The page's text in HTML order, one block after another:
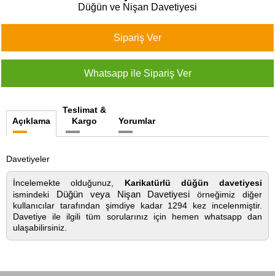
Düğün ve Nişan Davetiyesi
Açıklama
Teslimat &
Kargo
Yorumlar
Davetiyeler
İncelemekte olduğunuz,
Karikatürlü düğün davetiyesi
ismindeki Düğün veya Nişan Davetiyesi örneğimiz diğer
kullanıcılar tarafından şimdiye kadar 1294 kez incelenmiştir.
Davetiye ile ilgili tüm sorularınız için hemen whatsapp dan
ulaşabilirsiniz.